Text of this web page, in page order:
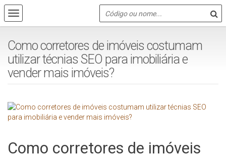
Como corretores de imóveis costumam
utilizar técnias SEO para imobiliária e
vender mais imóveis?
Como corretores de imóveis